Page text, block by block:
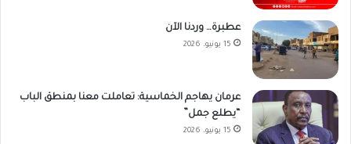
عطبرة… وردنا الآن
15 يونيو، 2026
عرمان يهاجم الخماسية: تعاملت معنا بمنطق الباب
“يطلع جمل”
15 يونيو، 2026